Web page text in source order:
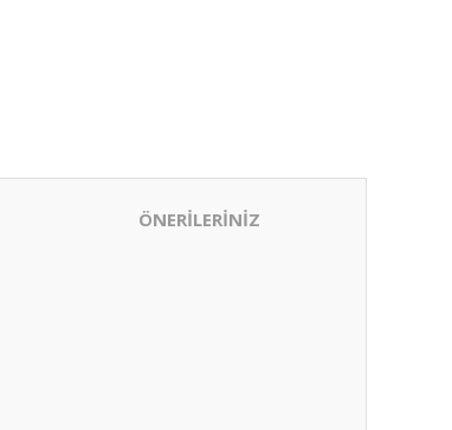
ÖNERİLERİNİZ